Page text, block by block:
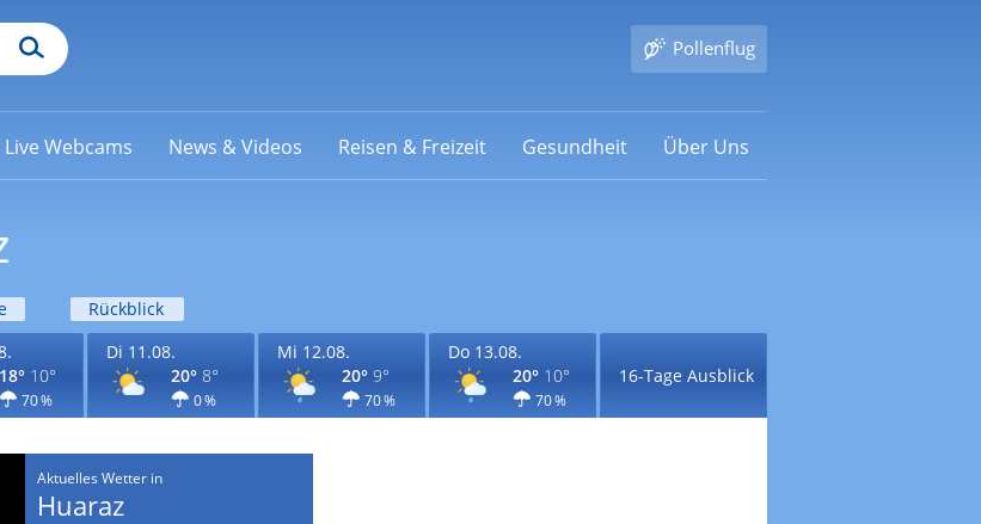
Pollenflug
Live Webcams News & Videos Reisen & Freizeit Gesundheit Über Uns
Rückblick
18° 10°
70 %
Di 11.08.
20° 8°
0 %
Mi 12.08.
20° 9°
70 %
Do 13.08.
20° 10°
70 %
16-Tage Ausblick
Aktuelles Wetter in
Huaraz